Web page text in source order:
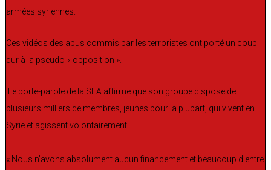
armées syriennes.
Ces vidéos des abus commis par les terroristes ont porté un coup
dur à la pseudo-« opposition ».
Le porte-parole de la SEA affirme que son groupe dispose de
plusieurs milliers de membres, jeunes pour la plupart, qui vivent en
Syrie et agissent volontairement.
« Nous n’avons absolument aucun financement et beaucoup d’entre